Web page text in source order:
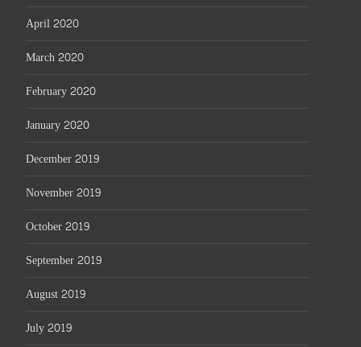
April 2020
March 2020
February 2020
January 2020
December 2019
November 2019
October 2019
September 2019
August 2019
July 2019